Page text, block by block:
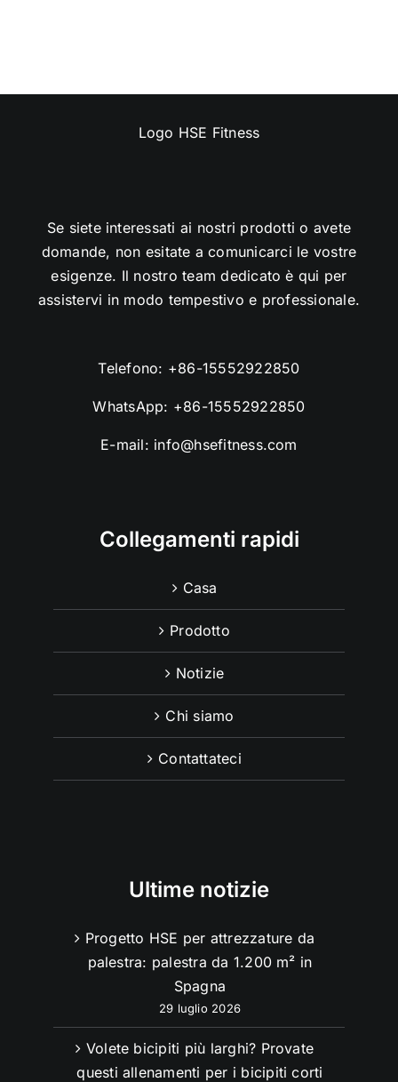
Se siete interessati ai nostri prodotti o avete
domande, non esitate a comunicarci le vostre
esigenze. Il nostro team dedicato è qui per
assistervi in modo tempestivo e professionale.
Telefono: +86-15552922850
WhatsApp: +86-15552922850
E-mail: info@hsefitness.com
Collegamenti rapidi
Casa
Prodotto
Notizie
Chi siamo
Contattateci
Ultime notizie
Progetto HSE per attrezzature da
palestra: palestra da 1.200 m² in
Spagna
29 luglio 2026
Volete bicipiti più larghi? Provate
questi allenamenti per i bicipiti corti